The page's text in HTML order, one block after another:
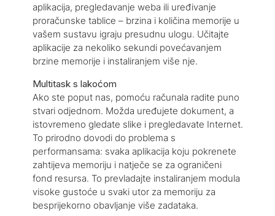
aplikacija, pregledavanje weba ili uređivanje
proračunske tablice – brzina i količina memorije u
vašem sustavu igraju presudnu ulogu. Učitajte
aplikacije za nekoliko sekundi povećavanjem
brzine memorije i instaliranjem više nje.
Multitask s lakoćom
Ako ste poput nas, pomoću računala radite puno
stvari odjednom. Možda uređujete dokument, a
istovremeno gledate slike i pregledavate Internet.
To prirodno dovodi do problema s
performansama: svaka aplikacija koju pokrenete
zahtijeva memoriju i natječe se za ograničeni
fond resursa. To prevladajte instaliranjem modula
visoke gustoće u svaki utor za memoriju za
besprijekorno obavljanje više zadataka.